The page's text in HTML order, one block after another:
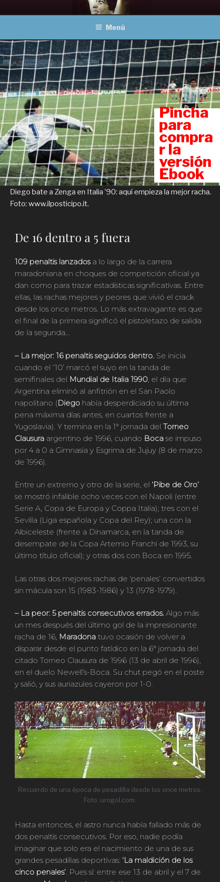
al
Pincha
para
compra
r la
versión
Ebook
MARADONA, OBRAS
COMPLETAS
Un viaje a través del fútbol
Menú
Diego bate a Zenga en Italia ’90: aquí empieza la mejor racha.
Foto: www.ilposticipo.it.
De 16 dentro a 5 fuera
109 penaltis lanzadosa lo largo de la carrera
maradoniana en choques de competición oficial ya
dan como para trazar estadísticas significativas. Entre
ellas, las rachas mejores y peores que vivió el crack
desde los once metros. Lo más extravagante es que
el final de la primera significó el pistoletazo de salida
de la segunda…
– La mejor: 16 penaltis seguidos dentro. Se inicia
cuando el ‘10’ marcó el suyo en la tanda de
semifinales del Mundial de Italia 1990, el día que
Argentina eliminó al anfitrión en el San Paolo
napolitano (Diego había desperdiciado su última
pena máxima días antes, en cuartos frente a
Yugoslavia). Y termina en la 1ª jornada del Torneo
Clausura argentino de 1996, cuando Boca se impuso
por 4 a 0 a Gimnasia y Esgrima de Jujuy (8 de marzo
de 1996).
Entre un extremo y otro de la serie, el ‘Pibe de Oro’
se mostró infalible ocho veces con el Napoli (entre
Serie A, Copa de Europa y Coppa Italia); tres con el
Sevilla (Liga española y Copa del Rey); una con la
Albiceleste (frente a Dinamarca, en la tanda de
desempate de la Copa Artemio Franchi de 1993, su
último título oficial); y otras dos con Boca en 1995.
Las otras dos mejores rachas de ‘penales’ convertidos
sin mácula son 15 (1983-1986) y 13 (1978-1979).
– La peor: 5 penaltis consecutivos errados. Algo más
un mes después del último gol de la impresionante
racha de 16, Maradona tuvo ocasión de volver a
disparar desde el punto fatídico en la 6ª jornada del
citado Torneo Clausura de 1996 (13 de abril de 1996),
en el duelo Newell’s-Boca. Su chut pegó en el poste
y salió, y sus auriazules cayeron por 1-0.
Recuerdo de una época de pesadilla desde los once metros.
Foto: urogol.com.
Hasta entonces, el astro nunca había fallado más de
dos penaltis consecutivos. Por eso, nadie podía
imaginar que solo era el nacimiento de una de sus
grandes pesadillas deportivas: ‘La maldición de los
cinco penales’. Pues sí: entre ese 13 de abril y el 7 de